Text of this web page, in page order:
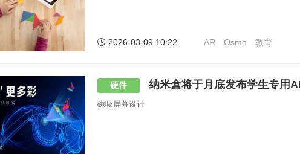
2026-03-09 10:22 AR Osmo 教育
硬件 纳米盒将于月底发布学生专用
磁吸屏幕设计